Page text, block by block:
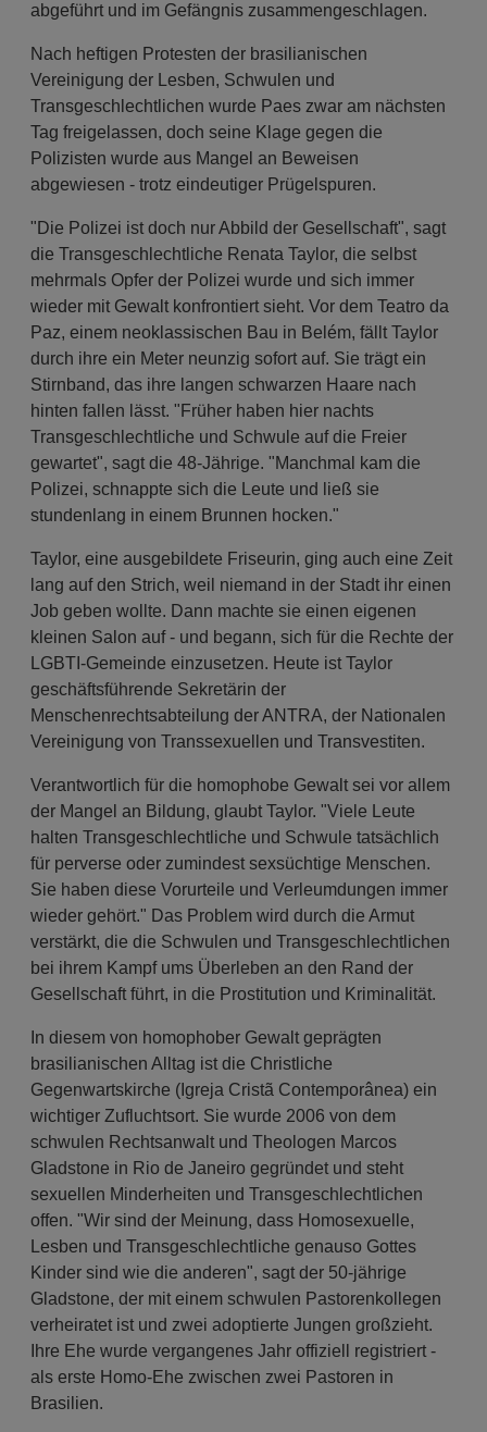
abgeführt und im Gefängnis zusammengeschlagen.
Nach heftigen Protesten der brasilianischen
Vereinigung der Lesben, Schwulen und
Transgeschlechtlichen wurde Paes zwar am nächsten
Tag freigelassen, doch seine Klage gegen die
Polizisten wurde aus Mangel an Beweisen
abgewiesen - trotz eindeutiger Prügelspuren.
"Die Polizei ist doch nur Abbild der Gesellschaft", sagt
die Transgeschlechtliche Renata Taylor, die selbst
mehrmals Opfer der Polizei wurde und sich immer
wieder mit Gewalt konfrontiert sieht. Vor dem Teatro da
Paz, einem neoklassischen Bau in Belém, fällt Taylor
durch ihre ein Meter neunzig sofort auf. Sie trägt ein
Stirnband, das ihre langen schwarzen Haare nach
hinten fallen lässt. "Früher haben hier nachts
Transgeschlechtliche und Schwule auf die Freier
gewartet", sagt die 48-Jährige. "Manchmal kam die
Polizei, schnappte sich die Leute und ließ sie
stundenlang in einem Brunnen hocken."
Taylor, eine ausgebildete Friseurin, ging auch eine Zeit
lang auf den Strich, weil niemand in der Stadt ihr einen
Job geben wollte. Dann machte sie einen eigenen
kleinen Salon auf - und begann, sich für die Rechte der
LGBTI-Gemeinde einzusetzen. Heute ist Taylor
geschäftsführende Sekretärin der
Menschenrechtsabteilung der ANTRA, der Nationalen
Vereinigung von Transsexuellen und Transvestiten.
Verantwortlich für die homophobe Gewalt sei vor allem
der Mangel an Bildung, glaubt Taylor. "Viele Leute
halten Transgeschlechtliche und Schwule tatsächlich
für perverse oder zumindest sexsüchtige Menschen.
Sie haben diese Vorurteile und Verleumdungen immer
wieder gehört." Das Problem wird durch die Armut
verstärkt, die die Schwulen und Transgeschlechtlichen
bei ihrem Kampf ums Überleben an den Rand der
Gesellschaft führt, in die Prostitution und Kriminalität.
In diesem von homophober Gewalt geprägten
brasilianischen Alltag ist die Christliche
Gegenwartskirche (Igreja Cristã Contemporânea) ein
wichtiger Zufluchtsort. Sie wurde 2006 von dem
schwulen Rechtsanwalt und Theologen Marcos
Gladstone in Rio de Janeiro gegründet und steht
sexuellen Minderheiten und Transgeschlechtlichen
offen. "Wir sind der Meinung, dass Homosexuelle,
Lesben und Transgeschlechtliche genauso Gottes
Kinder sind wie die anderen", sagt der 50-jährige
Gladstone, der mit einem schwulen Pastorenkollegen
verheiratet ist und zwei adoptierte Jungen großzieht.
Ihre Ehe wurde vergangenes Jahr offiziell registriert -
als erste Homo-Ehe zwischen zwei Pastoren in
Brasilien.